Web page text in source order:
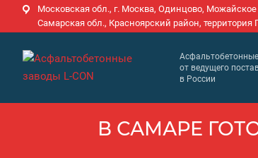
Московская обл., г. Москва, Одинцово,
Самарская обл., Красноярский район,
от ведущего
в России
В САМАРЕ